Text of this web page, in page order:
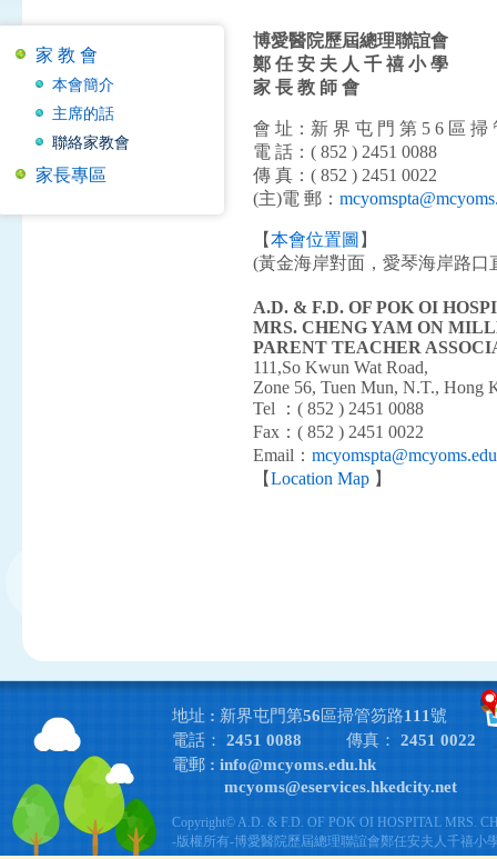
家 教 會
本會簡介
主席的話
聯絡家教會
家長專區
博愛醫院歷屆總理聯誼會
鄭 任 安 夫 人 千 禧 小 學
家 長 教 師 會
會 址：新 界 屯 門 第 5 6 區 掃
電 話：( 852 ) 2451 0088
傳 真：( 852 ) 2451 0022
(主)電 郵：
【本會位置圖 】
(黃金海岸對面，愛琴海岸路口
A.D. & F.D. OF POK OI
MRS. CHENG YAM ON
PARENT TEACHER
111,So Kwun Wat Road,
Zone 56, Tuen Mun, N.T., Hong
Tel ：( 852 ) 2451 0088
Fax：( 852 ) 2451 0022
Email：
【Location Map 】
地址 : 新界屯門第56區掃管笏路111號
電話： 2451 0088
傳真： 2451 0022
電郵 : info@mcyoms.edu.hk
mcyoms@eservices.hkedcity.net
Copyright© A.D. & F.D. OF POK OI HOSPITAL MRS.
-版權所有-博愛醫院歷屆總理聯誼會鄭任安夫人千禧小